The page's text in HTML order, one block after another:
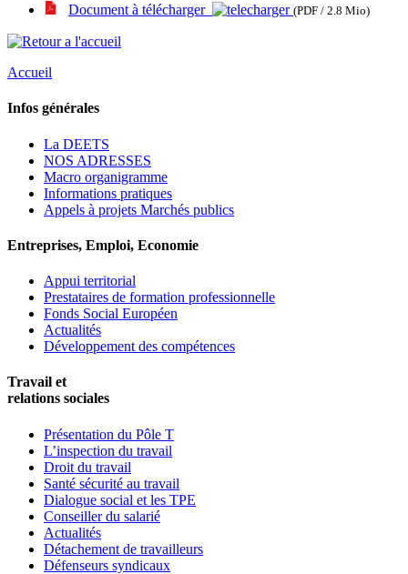
Document à télécharger (PDF / 2.8 Mio)
Accueil
Infos générales
La DEETS
NOS ADRESSES
Macro organigramme
Informations pratiques
Appels à projets Marchés publics
Entreprises, Emploi, Economie
Appui territorial
Prestataires de formation professionnelle
Fonds Social Européen
Actualités
Développement des compétences
Travail et
relations sociales
Présentation du Pôle T
L’inspection du travail
Droit du travail
Santé sécurité au travail
Dialogue social et les TPE
Conseiller du salarié
Actualités
Détachement de travailleurs
Défenseurs syndicaux